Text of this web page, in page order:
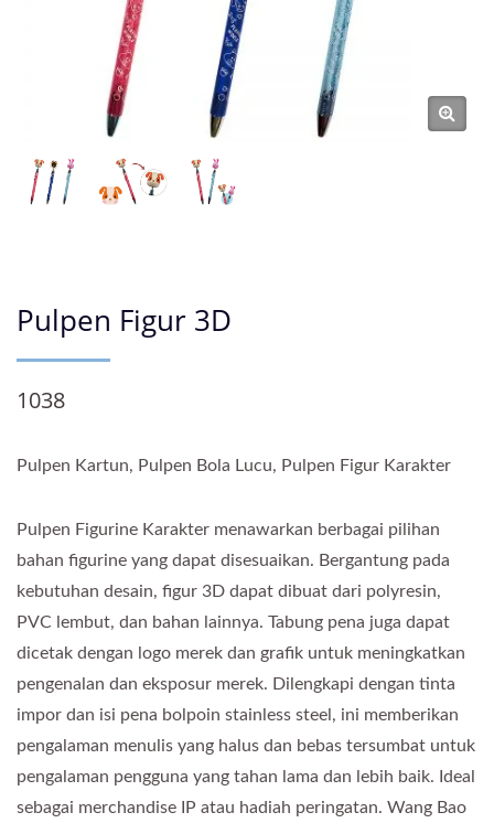
Pulpen Figur 3D
1038
Pulpen Kartun, Pulpen Bola Lucu, Pulpen Figur Karakter
Pulpen Figurine Karakter menawarkan berbagai pilihan
bahan figurine yang dapat disesuaikan. Bergantung pada
kebutuhan desain, figur 3D dapat dibuat dari polyresin,
PVC lembut, dan bahan lainnya. Tabung pena juga dapat
dicetak dengan logo merek dan grafik untuk meningkatkan
pengenalan dan eksposur merek. Dilengkapi dengan tinta
impor dan isi pena bolpoin stainless steel, ini memberikan
pengalaman menulis yang halus dan bebas tersumbat untuk
pengalaman pengguna yang tahan lama dan lebih baik. Ideal
sebagai merchandise IP atau hadiah peringatan. Wang Bao